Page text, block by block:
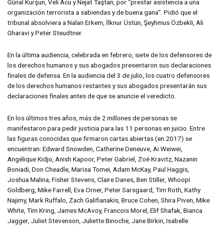
Günal Kurşun, Veli Acu y Nejat Taştan, por “prestar asistencia a una
organización terrorista a sabiendas y de buena gana”. Pidió que el
tribunal absolviera a Nalan Erkem, İlknur Üstün, Şeyhmus Özbekli, Ali
Gharavi y Peter Steudtner.
En la última audiencia, celebrada en febrero, siete de los defensores de
los derechos humanos y sus abogados presentaron sus declaraciones
finales de defensa. En la audiencia del 3 de julio, los cuatro defensores
de los derechos humanos restantes y sus abogados presentarán sus
declaraciones finales antes de que se anuncie el veredicto.
En los últimos tres años, más de 2 millones de personas se
manifestaron para pedir justicia para las 11 personas en juicio. Entre
las figuras conocidas que firmaron cartas abiertas (en 2017) se
encuentran: Edward Snowden, Catherine Deneuve, Ai Weiwei,
Angélique Kidjo, Anish Kapoor, Peter Gabriel, Zoë Kravitz, Nazanin
Boniadi, Don Cheadle, Marisa Tomei, Adam McKay, Paul Haggis,
Joshua Malina, Fisher Stevens, Claire Danes, Ben Stiller, Whoopi
Goldberg, Mike Farrell, Eva Orner, Peter Sarsgaard, Tim Roth, Kathy
Najimy, Mark Ruffalo, Zach Galifianakis, Bruce Cohen, Shira Piven, Mike
White, Tim Kring, James McAvoy, Francois Morel, Elif Shafak, Bianca
Jagger, Juliet Stevenson, Juliette Binoche, Jane Birkin, Isabelle